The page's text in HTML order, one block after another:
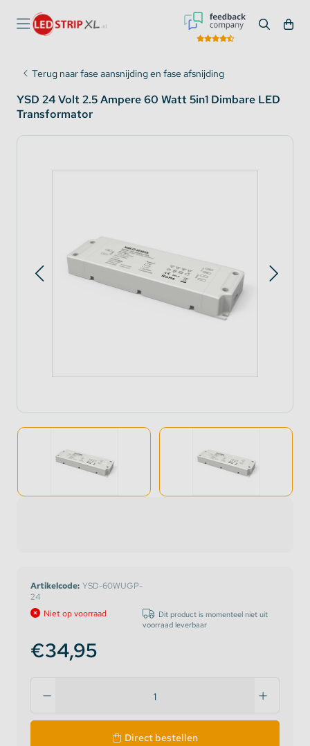
Terug naar fase aansnijding en fase afsnijding
YSD 24 Volt 2.5 Ampere 60 Watt 5in1 Dimbare LED
Transformator
Artikelcode: YSD-60WUGP-
24
Niet op voorraad
Dit product is momenteel niet uit
voorraad leverbaar
€34,95
Direct bestellen